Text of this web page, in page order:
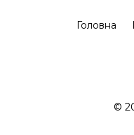
Головна
©